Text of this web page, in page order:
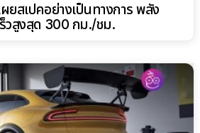
ยสเปคอย่างเป็นทางการ พลัง
วสูงสุด 300 กม./ชม.